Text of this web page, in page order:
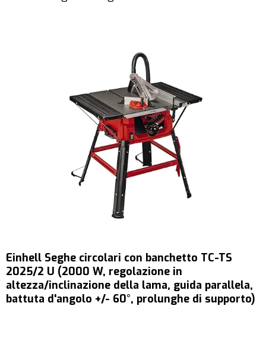
Einhell Seghe circolari con banchetto TC-TS
2025/2 U (2000 W, regolazione in
altezza/inclinazione della lama, guida parallela,
battuta d'angolo +/- 60°, prolunghe di supporto)